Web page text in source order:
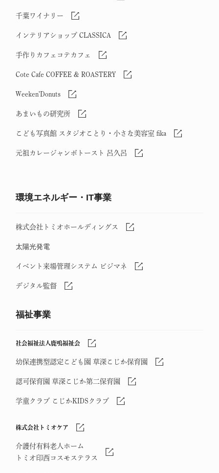
千葉ワイナリー
インテリアショップ CLASSICA
手作りカフェコテカフェ
Cote Cafe COFFEE & ROASTERY
Weeken'Donuts
あまいもの研究所
こども写真館 スタジオことり・小さな美容室 fika
元祖カレージャンボトースト 呂久呂
環境エネルギー・IT事業
株式会社トミオホールディングス
太陽光発電
イベント来場管理システム ビジマネ
デジタル監督
福祉事業
社会福祉法人鹿鳴福祉会
幼保連携型認定こども園 草深こじか保育園
認可保育園 草深こじか第二保育園
学童クラブ こじかKIDSクラブ
株式会社トミオケア
介護付有料老人ホーム
トミオ印西コスモステラス